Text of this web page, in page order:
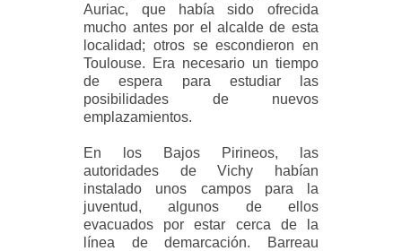
Auriac, que había sido ofrecida
mucho antes por el alcalde de esta
localidad; otros se escondieron en
Toulouse. Era necesario un tiempo
de espera para estudiar las
posibilidades de nuevos
emplazamientos.
En los Bajos Pirineos, las
autoridades de Vichy habían
instalado unos campos para la
juventud, algunos de ellos
evacuados por estar cerca de la
línea de demarcación. Barreau